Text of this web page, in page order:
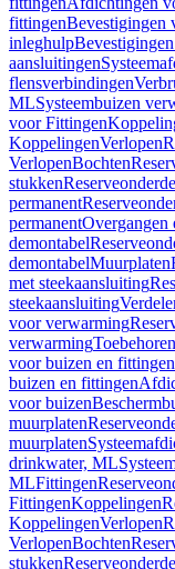
fittingenBevestigingen
inleghulp
aansluitingen
flensverbindingen
MLSysteembuizen
voor Fittingen
KoppelingenVerlopen
VerlopenBochten
stukken
permanent
permanentOvergangen
demontabel
demontabelMuurplaten
met steekaansluiting
steekaansluiting
voor verwarming
verwarmingToebehoren
voor buizen en fittingen
buizen en fittingen
voor buizen
muurplaten
muurplaten
drinkwater, ML
MLFittingen
FittingenKoppelingen
KoppelingenVerlopen
VerlopenBochten
stukken